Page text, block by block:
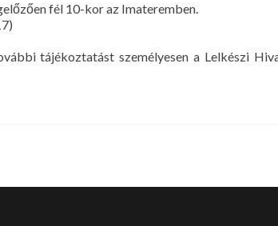
fél 10-kor az Imateremben.
tájékoztatást személyesen a Lelkészi